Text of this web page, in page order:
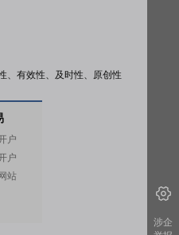
、有效性、及时性、原创性
户
户
站
涉企